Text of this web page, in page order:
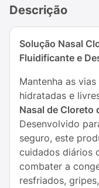
Descrição
Solução Nasal
Fluidificante e
Mantenha as
hidratadas e
Nasal de Cloreto
Desenvolvido
seguro, este
cuidados diários
combater a
resfriados,